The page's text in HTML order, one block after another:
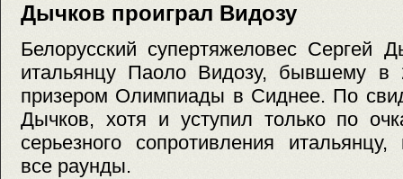
Дычков проиграл Видозу
Белорусский супертяжеловес Сергей
итальянцу Паоло Видозу, бывшему в
призером Олимпиады в Сиднее. По
Дычков, хотя и уступил только по
серьезного сопротивления итальянцу,
все раунды.